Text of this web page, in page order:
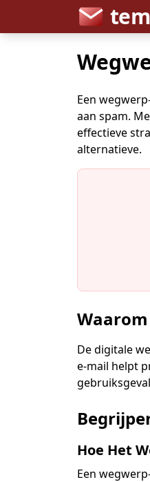
Een
aan spam.
effectieve
alternatieve.
De digitale
e-mail helpt
Hoe Het
Een